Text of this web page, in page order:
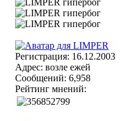
Регистрация: 16.12.2003
Адрес: возле ежей
Сообщений: 6,958
Рейтинг мнений: